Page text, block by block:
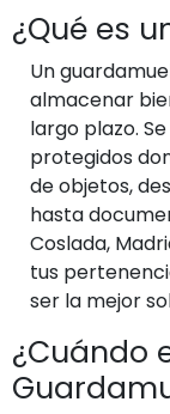
¿Qué es
Un
almacenar
largo plazo.
protegidos
de objetos,
hasta
Coslada,
tus
ser la mejor
¿Cuándo